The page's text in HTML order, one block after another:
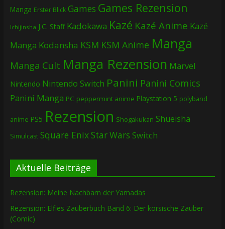
Manga Erster Blick Games Games Rezension
Ichijinsha J.C. Staff Kadokawa Kazé Kazé Anime Kazé
Manga Kodansha KSM KSM Anime Manga
Manga Cult Manga Rezension Marvel
Nintendo Nintendo Switch Panini Panini Comics
Panini Manga PC peppermint anime Playstation 5 polyband
anime PS5 Rezension Shogakukan Shueisha
Simulcast Square EnixStar Wars Switch
Aktuelle Beiträge
Rezension: Meine Nachbarn der Yamadas
Rezension: Elfies Zauberbuch Band 6: Der korsische Zauber
(Comic)